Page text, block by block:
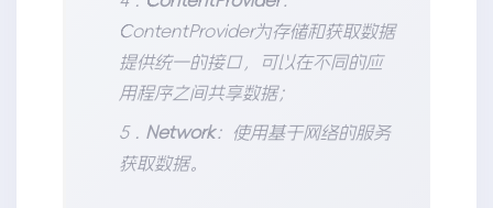
ContentProvider为存储和获取数据
提供统一的接口，可以在不同的应
用程序之间共享数据；
5 . Network：使用基于网络的服务
获取数据。